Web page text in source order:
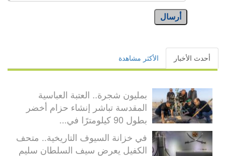
أرسال
أحدث الأخبار الأكثر مشاهدة
بمليون شجرة.. العتبة العباسية
المقدسة تباشر إنشاء حزام أخضر
بطول 90 كيلومترًا في...
في خزانة السيوف التاريخية.. متحف
الكفيل يعرض سيف السلطان سليم